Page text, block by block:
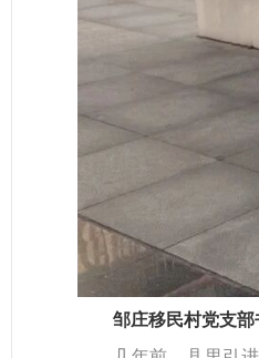
邹庄移民村党支部